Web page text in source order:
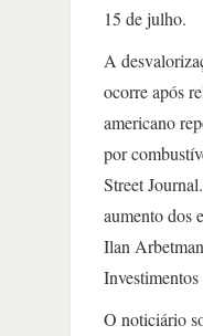
15 de julho.
A
ocorre após
americano
por
Street
aumento dos
Ilan
Investimentos
O noticiário